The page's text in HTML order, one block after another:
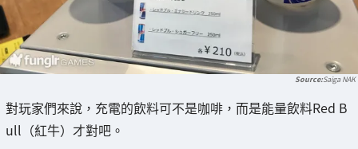
Saiga NAK
對玩家們來說，充電的飲料可不是咖啡，而是能量飲料Red B
ull（紅牛）才對吧。